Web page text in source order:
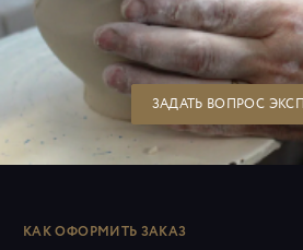
ЗАДАТЬ ВОПРОС
КАК ОФОРМИТЬ ЗАКАЗ